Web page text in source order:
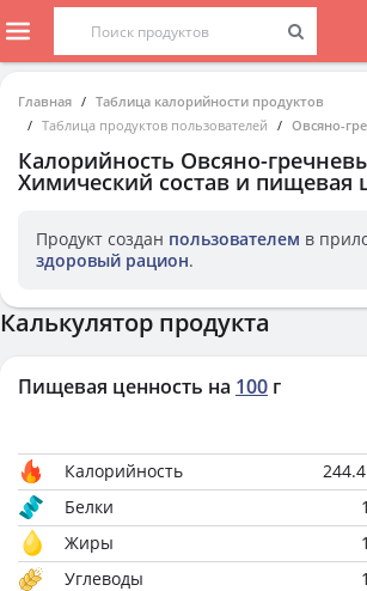
Главная
Таблица калорийности продуктов
Таблица продуктов пользователей
Овсяно-
Калорийность Овсяно-
Химический состав и пищевая
Продукт создан пользователем в
здоровый рацион.
Калькулятор продукта
Пищевая ценность на 100 г
Калорийность 244.4
Белки
Жиры
Углеводы